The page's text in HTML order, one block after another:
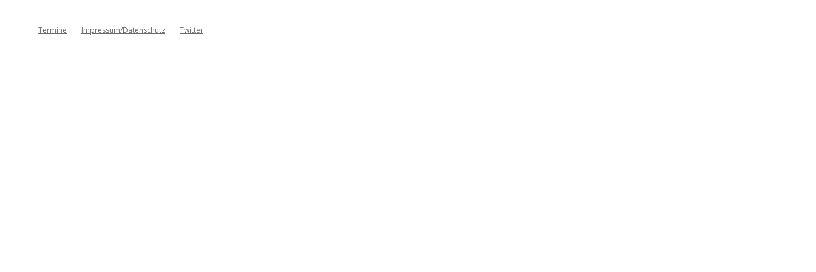
Termine Impressum/Datenschutz Twitter